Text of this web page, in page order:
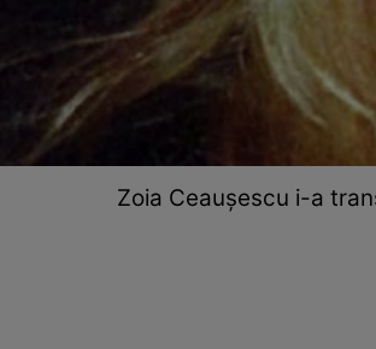
Zoia Ceaușescu i-a